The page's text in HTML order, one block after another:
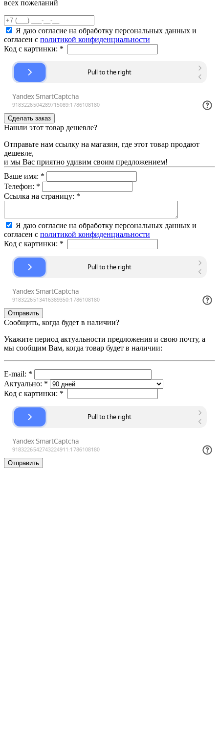
всех пожеланий
Я даю согласие на обработку персональных данных и
согласен с политикой конфиденциальности
Код с картинки: *
Нашли этот товар дешевле?
Отправьте нам ссылку на магазин, где этот товар продают
дешевле,
и мы Вас приятно удивим своим предложением!
Ваше имя: *
Телефон: *
Ссылка на страницу: *
Я даю согласие на обработку персональных данных и
согласен с политикой конфиденциальности
Код с картинки: *
Сообщить, когда будет в наличии?
Укажите период актуальности предложения и свою почту, а
мы сообщим Вам, когда товар будет в наличии:
E-mail: *
Актуально: *
Код с картинки: *